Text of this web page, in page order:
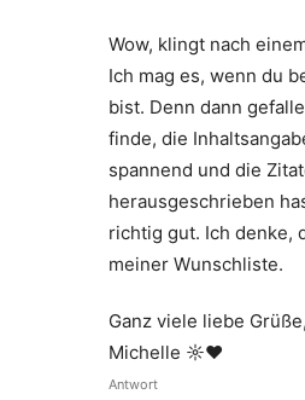
Wow, klingt nach
Ich mag es, wenn du
bist. Denn dann
finde, die
spannend und die
herausgeschrieben
richtig gut. Ich denke,
meiner Wunschliste.
Ganz viele liebe Grüße,
Michelle ☼♥
Antwort